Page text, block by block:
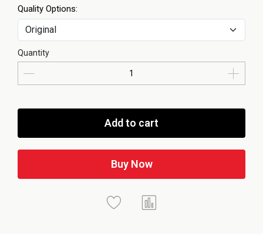
Quality Options:
Quantity
Add to cart
Buy Now